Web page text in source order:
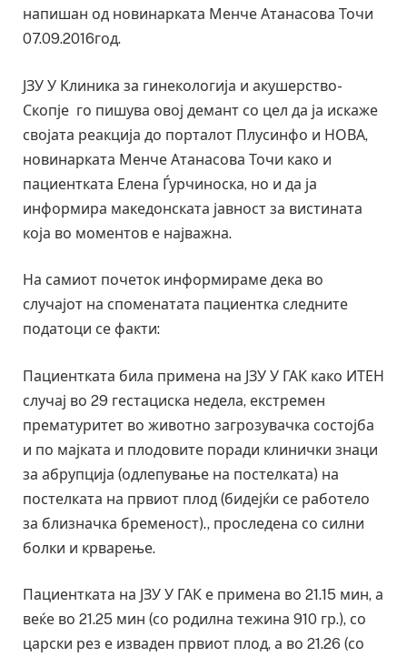
напишан од новинарката Менче Атанасова Точи
07.09.2016год.
ЈЗУ У Клиника за гинекологија и акушерство-
Скопје го пишува овој демант со цел да ја искаже
својата реакција до порталот Плусинфо и НОВА,
новинарката Менче Атанасова Точи како и
пациентката Елена Ѓурчиноска, но и да ја
информира македонската јавност за вистината
која во моментов е најважна.
На самиот почеток информираме дека во
случајот на споменатата пациентка следните
податоци се факти:
Пациентката била примена на ЈЗУ У ГАК како ИТЕН
случај во 29 гестациска недела, екстремен
прематуритет во животно загрозувачка состојба
и по мајката и плодовите поради клинички знаци
за абрупција (одлепување на постелката) на
постелката на првиот плод (бидејќи се работело
за близначка бременост)., проследена со силни
болки и крварење.
Пациентката на ЈЗУ У ГАК е примена во 21.15 мин, а
веќе во 21.25 мин (со родилна тежина 910 гр.), со
царски рез е изваден првиот плод, а во 21.26 (со